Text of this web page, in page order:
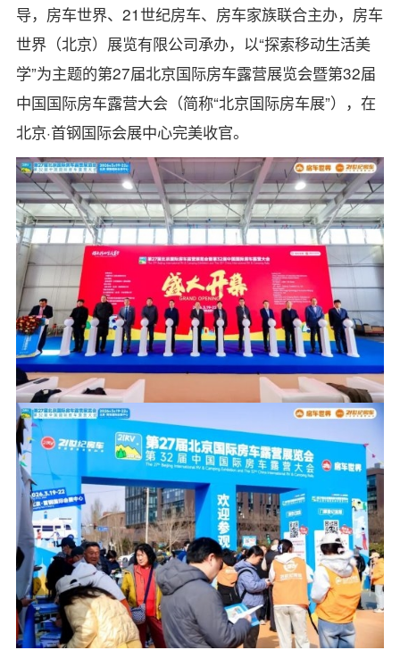
导，房车世界、21世纪房车、房车家族联合主办，房车
世界（北京）展览有限公司承办，以“探索移动生活美
学”为主题的第27届北京国际房车露营展览会暨第32届
中国国际房车露营大会（简称“北京国际房车展”），在
北京·首钢国际会展中心完美收官。